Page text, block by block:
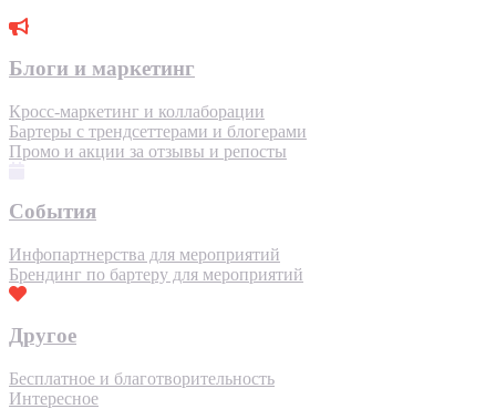
Блоги и маркетинг
Кросс-маркетинг и коллаборации
Бартеры с трендсеттерами и блогерами
Промо и акции за отзывы и репосты
События
Инфопартнерства для мероприятий
Брендинг по бартеру для мероприятий
Другое
Бесплатное и благотворительность
Интересное